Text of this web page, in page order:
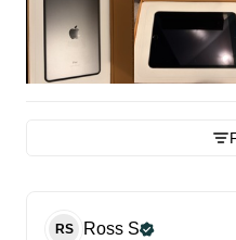
RS Ross S